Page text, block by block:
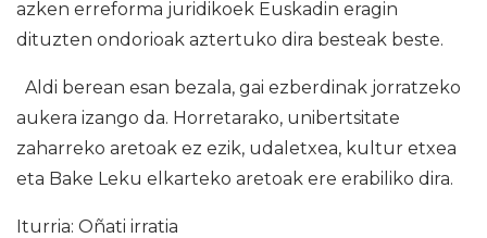
azken erreforma juridikoek Euskadin eragin
dituzten ondorioak aztertuko dira besteak beste.
Aldi berean esan bezala, gai ezberdinak jorratzeko
aukera izango da. Horretarako, unibertsitate
zaharreko aretoak ez ezik, udaletxea, kultur etxea
eta Bake Leku elkarteko aretoak ere erabiliko dira.
Iturria: Oñati irratia